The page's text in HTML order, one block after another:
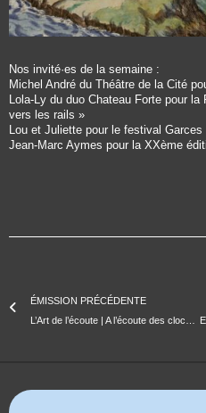
Nos invité·es de la semaine :
Michel André du Théâtre de la Cité
Lola-Ly du duo Chateau Forte pour
vers les rails »
Lou et Juliette pour le festival Garces
Jean-Marc Aymes pour la XXème
ÉMISSION PRÉCÉDENTE